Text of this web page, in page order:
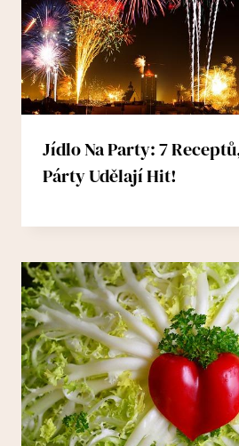
Jídlo Na Party: 7
Párty Udělají Hit!